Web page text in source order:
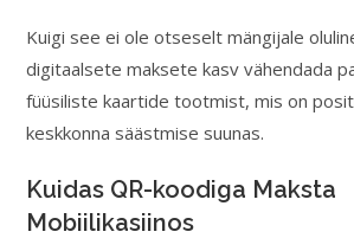
Kuigi see ei ole otseselt mängijale
digitaalsete maksete kasv vähendada
füüsiliste kaartide tootmist, mis on
keskkonna säästmise suunas.
Kuidas QR-koodiga Maksta
Mobiilikasiinos